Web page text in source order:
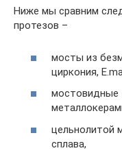
Ниже мы сравним
протезов –
мосты из
циркония,
мостовидные
цельнолитой
сплава,